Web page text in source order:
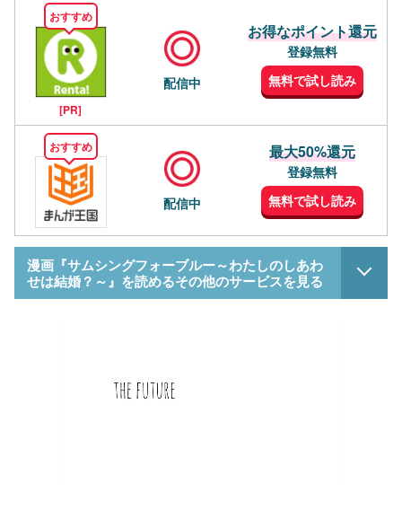
おすすめ
[PR]
配信中
お得なポイント還元
登録無料
無料で試し読み
おすすめ
配信中
最大50%還元
登録無料
無料で試し読み
漫画『サムシングフォーブルー～わたしのしあわ
せは結婚？～』を読めるその他のサービスを見る